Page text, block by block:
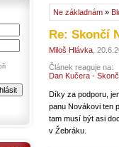
Ne základnám »
Re: Skončí
Miloš Hlávka ,
Článek reaguje na:
Dan Kučera -
Díky za podporu,
panu Novákovi ten
tam musí být asi
v Žebráku.